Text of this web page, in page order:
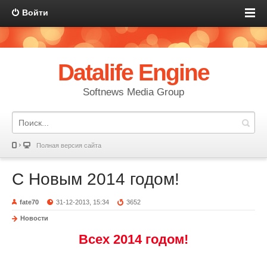
Войти
Datalife Engine
Softnews Media Group
Полная версия сайта
С Новым 2014 годом!
fate70 31-12-2013, 15:34 3652
Новости
Всех 2014 годом!